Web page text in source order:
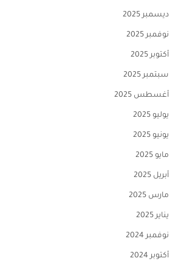
ديسمبر 2025
نوفمبر 2025
أكتوبر 2025
سبتمبر 2025
أغسطس 2025
يوليو 2025
يونيو 2025
مايو 2025
أبريل 2025
مارس 2025
يناير 2025
نوفمبر 2024
أكتوبر 2024